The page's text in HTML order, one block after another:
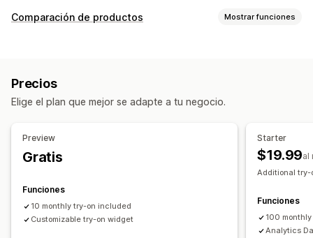
Visualización
Variantes
Color
Texturas
Subida de archivos
Adaptación a dispositivos móviles
Comparación de productos Mostrar funciones
Diferencias destacadas
Precios
Elige el plan que mejor se adapte a tu negocio.
Preview
Gratis
Funciones
10 monthly try-on included
Customizable try-on widget
Starter
$19.99al
Additional try-
Funciones
100
Analytics